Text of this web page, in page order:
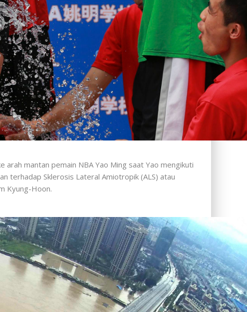
arah mantan pemain NBA Yao Ming saat Yao mengikuti
terhadap Sklerosis Lateral Amiotropik (ALS) atau
Kyung-Hoon.